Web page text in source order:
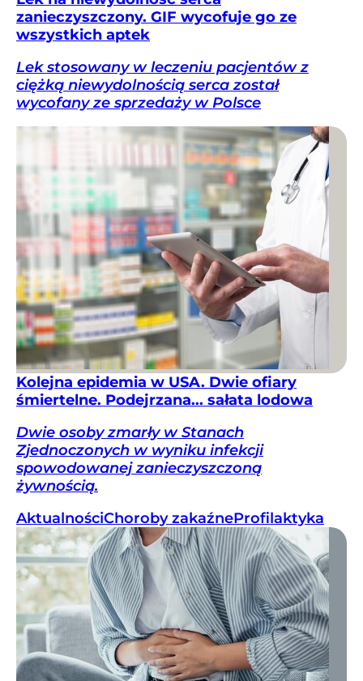
zanieczyszczony. GIF wycofuje go ze
wszystkich aptek
Lek stosowany w leczeniu pacjentów z
ciężką niewydolnością serca został
wycofany ze sprzedaży w Polsce
Kolejna epidemia w USA. Dwie ofiary
śmiertelne. Podejrzana... sałata lodowa
Dwie osoby zmarły w Stanach
Zjednoczonych w wyniku infekcji
spowodowanej zanieczyszczoną
żywnością.
AktualnościChoroby zakaźneProfilaktyka